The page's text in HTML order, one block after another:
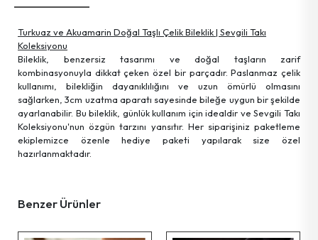
Turkuaz ve Akuamarin Doğal Taşlı Çelik Bileklik | Sevgili Takı
Koleksiyonu
Bileklik, benzersiz tasarımı ve doğal taşların zarif
kombinasyonuyla dikkat çeken özel bir parçadır. Paslanmaz çelik
kullanımı, bilekliğin dayanıklılığını ve uzun ömürlü olmasını
sağlarken, 3cm uzatma aparatı sayesinde bileğe uygun bir şekilde
ayarlanabilir. Bu bileklik, günlük kullanım için idealdir ve Sevgili Takı
Koleksiyonu'nun özgün tarzını yansıtır. Her siparişiniz paketleme
ekiplemizce özenle hediye paketi yapılarak size özel
hazırlanmaktadır.
Benzer Ürünler